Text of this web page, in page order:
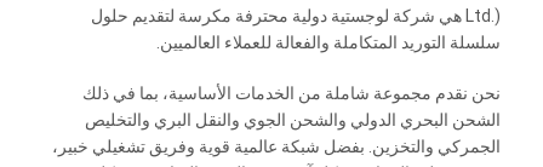
Ltd.) هي شركة لوجستية دولية محترفة مكرسة لتقديم حلول
سلسلة التوريد المتكاملة والفعالة للعملاء العالميين.
نحن نقدم مجموعة شاملة من الخدمات الأساسية، بما في ذلك
الشحن البحري الدولي والشحن الجوي والنقل البري والتخليص
الجمركي والتخزين. بفضل شبكة عالمية قوية وفريق تشغيلي خبير،